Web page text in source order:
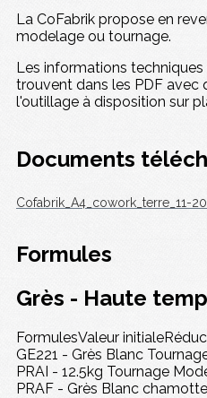
La CoFabrik propose en
modelage ou tournage.
Les informations
trouvent dans les PDF avec
l'outillage à disposition sur
Documents
Cofabrik_A4_cowork_terre_11-
Formules
Grès - Haute
FormulesValeur initiale
GE221 - Grès Blanc
PRAI - 12.5kg Tournage
PRAF - Grès Blanc